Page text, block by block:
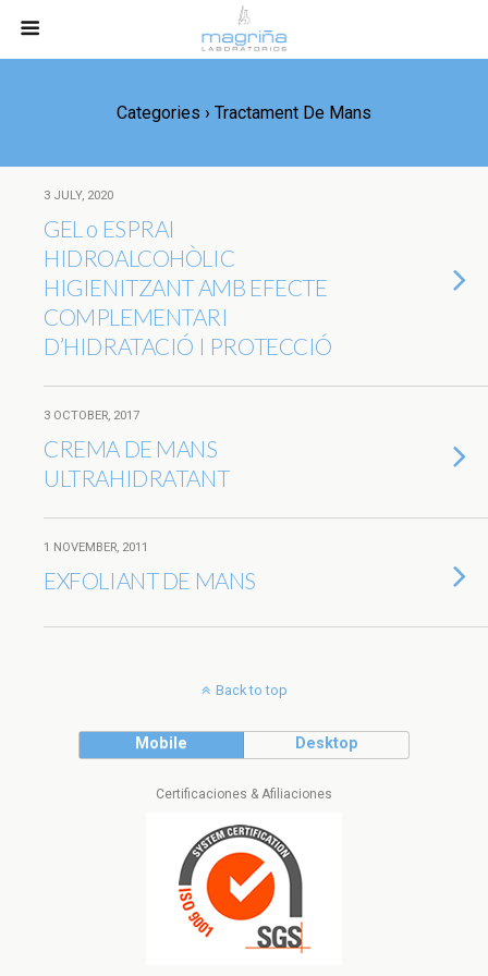
Categories › Tractament De Mans
3 JULY, 2020
GEL o ESPRAI
HIDROALCOHÒLIC
HIGIENITZANT AMB EFECTE
COMPLEMENTARI
D’HIDRATACIÓ I PROTECCIÓ
3 OCTOBER, 2017
CREMA DE MANS
ULTRAHIDRATANT
1 NOVEMBER, 2011
EXFOLIANT DE MANS
Back to top
Mobile Desktop
Certificaciones & Afiliaciones